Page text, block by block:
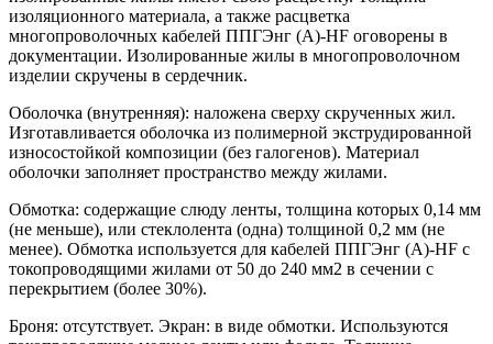
изоляционного материала, а также расцветка
многопроволочных кабелей ППГЭнг (А)-HF оговорены в
документации. Изолированные жилы в многопроволочном
изделии скручены в сердечник.
Оболочка (внутренняя): наложена сверху скрученных жил.
Изготавливается оболочка из полимерной экструдированной
износостойкой композиции (без галогенов). Материал
оболочки заполняет пространство между жилами.
Обмотка: содержащие слюду ленты, толщина которых 0,14 мм
(не меньше), или стеклолента (одна) толщиной 0,2 мм (не
менее). Обмотка используется для кабелей ППГЭнг (А)-HF с
токопроводящими жилами от 50 до 240 мм2 в сечении с
перекрытием (более 30%).
Броня: отсутствует. Экран: в виде обмотки. Используются